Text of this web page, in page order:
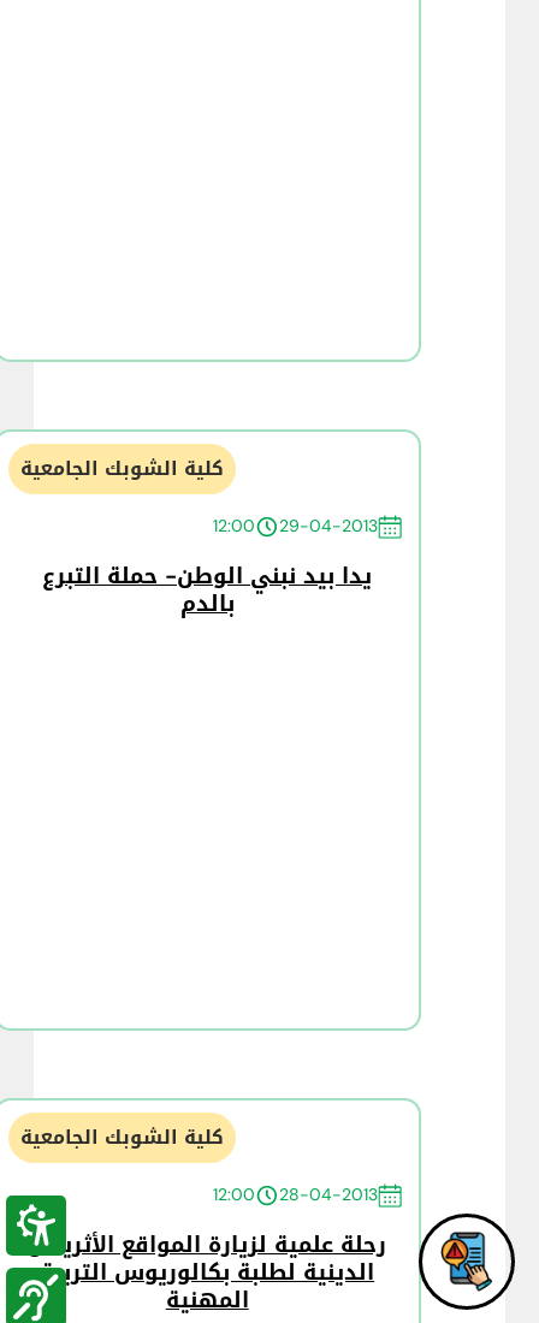
كلية الشوبك الجامعية
29-04-2013
12:00
يدا بيد نبني الوطن- حملة التبرع
بالدم
كلية الشوبك الجامعية
28-04-2013
12:00
رحلة علمية لزيارة المواقع الأثرية و
الدينية لطلبة بكالوريوس التربية
المهنية